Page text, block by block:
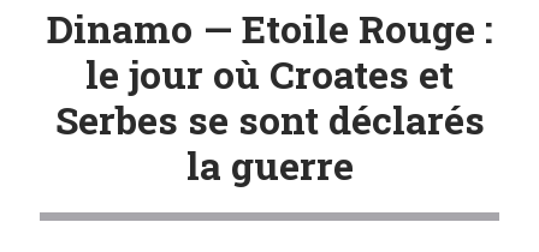
Dinamo — Etoile Rouge :
le jour où Croates et
Serbes se sont déclarés
la guerre